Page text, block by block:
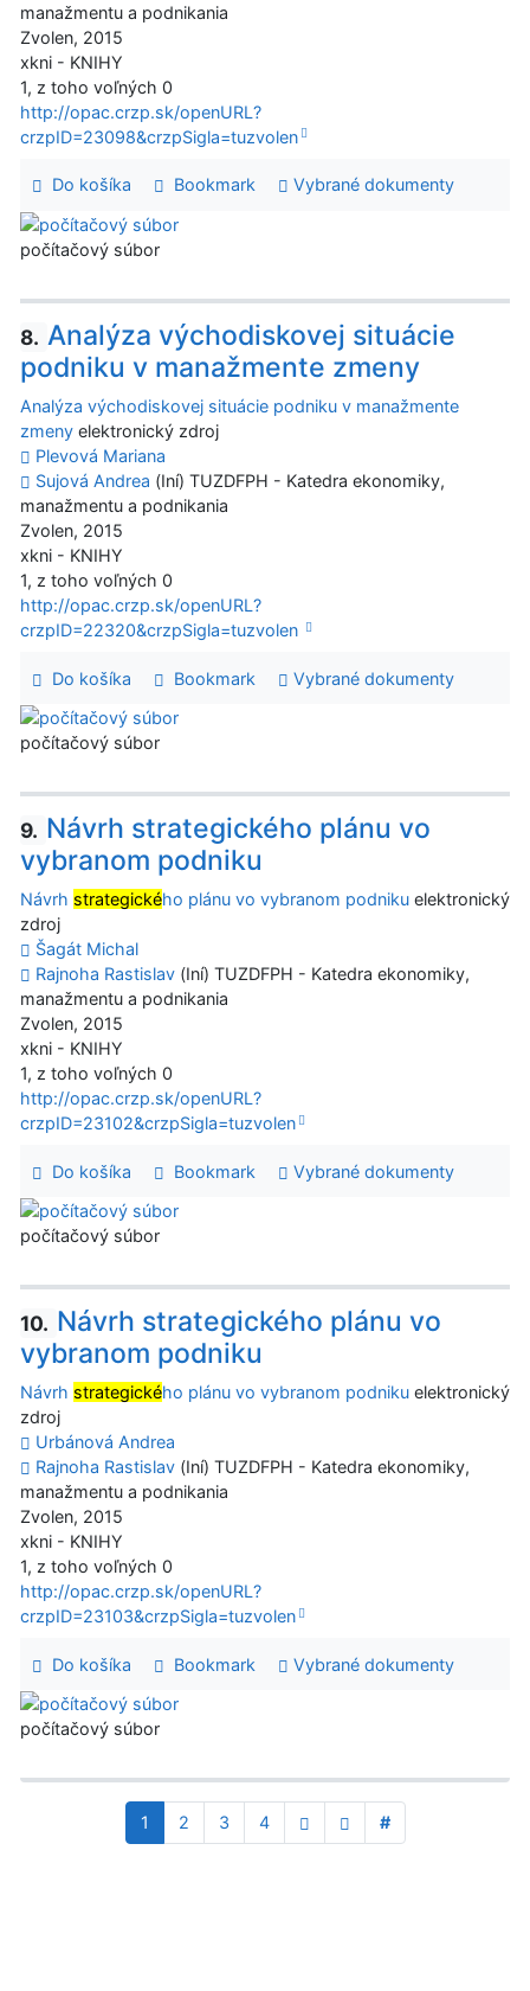
manažmentu a podnikania
Zvolen, 2015
xkni - KNIHY
1, z toho voľných 0
http://opac.crzp.sk/openURL?
crzpID=23098&crzpSigla=tuzvolen
Do košíka Bookmark Vybrané dokumenty
počítačový súbor
8. Analýza východiskovej situácie
podniku v manažmente zmeny
Analýza východiskovej situácie podniku v manažmente
zmeny elektronický zdroj
Plevová Mariana
Sujová Andrea (Iní) TUZDFPH - Katedra ekonomiky,
manažmentu a podnikania
Zvolen, 2015
xkni - KNIHY
1, z toho voľných 0
http://opac.crzp.sk/openURL?
crzpID=22320&crzpSigla=tuzvolen
Do košíka Bookmark Vybrané dokumenty
počítačový súbor
9. Návrh strategického plánu vo
vybranom podniku
Návrh strategického plánu vo vybranom podniku elektronický
zdroj
Šagát Michal
Rajnoha Rastislav (Iní) TUZDFPH - Katedra ekonomiky,
manažmentu a podnikania
Zvolen, 2015
xkni - KNIHY
1, z toho voľných 0
http://opac.crzp.sk/openURL?
crzpID=23102&crzpSigla=tuzvolen
Do košíka Bookmark Vybrané dokumenty
počítačový súbor
10. Návrh strategického plánu vo
vybranom podniku
Návrh strategického plánu vo vybranom podniku elektronický
zdroj
Urbánová Andrea
Rajnoha Rastislav (Iní) TUZDFPH - Katedra ekonomiky,
manažmentu a podnikania
Zvolen, 2015
xkni - KNIHY
1, z toho voľných 0
http://opac.crzp.sk/openURL?
crzpID=23103&crzpSigla=tuzvolen
Do košíka Bookmark Vybrané dokumenty
počítačový súbor
1 2 3 4 #